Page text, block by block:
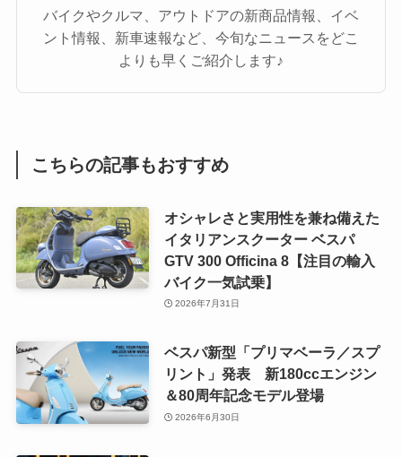
バイクやクルマ、アウトドアの新商品情報、イベ
ント情報、新車速報など、今旬なニュースをどこ
よりも早くご紹介します♪
こちらの記事もおすすめ
オシャレさと実用性を兼ね備えた
イタリアンスクーター ベスパ
GTV 300 Officina 8【注目の輸入
バイク一気試乗】
2026年7月31日
ベスパ新型「プリマベーラ／スプ
リント」発表 新180ccエンジン
＆80周年記念モデル登場
2026年6月30日